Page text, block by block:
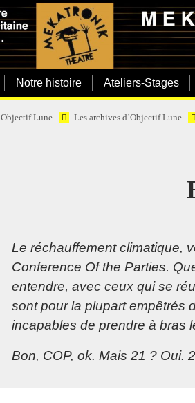
Notre histoire Ateliers-Stages
Objectif Lune Les archives d’Objectif Lune
Le réchauffement climatique,
Conference Of the Parties.
entendre, avec ceux qui se
sont pour la plupart empêtrés
incapables de prendre à bras
Bon, COP, ok. Mais 21 ? Oui.